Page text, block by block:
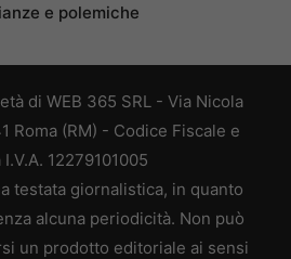
e polemiche
di WEB 365 SRL - Via Nicola
Roma (RM) - Codice Fiscale e
12279101005
testata giornalistica, in quanto
alcuna periodicità. Non può
un prodotto editoriale ai sensi